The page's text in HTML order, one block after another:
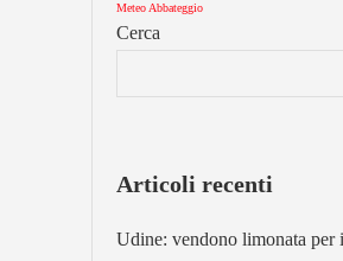
Meteo Abbateggio
Cerca
Articoli recenti
Udine: vendono limonata per